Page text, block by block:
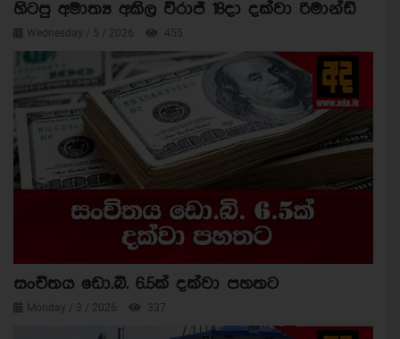
හිටපු අමාත්‍ය අකිල විරාජ් 18දා දක්වා රිමාන්ඩ්
Wednesday / 5 / 2026 455
සංචිතය ඩො.බි. 6.5ක් දක්වා පහතට
Monday / 3 / 2026 337